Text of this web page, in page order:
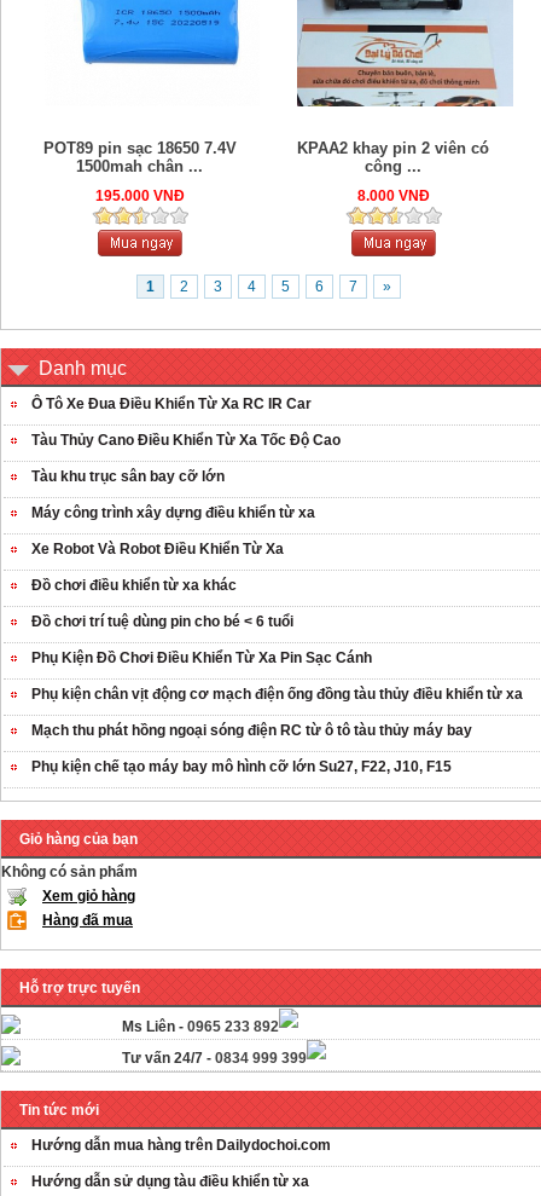
POT89 pin sạc 18650 7.4V
1500mah chân ...
195.000 VNĐ
KPAA2 khay pin 2 viên có
công ...
8.000 VNĐ
1 2 3 4 5 6 7 »
Danh mục
Ô Tô Xe Đua Điều Khiển Từ Xa RC IR Car
Tàu Thủy Cano Điều Khiển Từ Xa Tốc Độ Cao
Tàu khu trục sân bay cỡ lớn
Máy công trình xây dựng điều khiển từ xa
Xe Robot Và Robot Điều Khiển Từ Xa
Đồ chơi điều khiển từ xa khác
Đồ chơi trí tuệ dùng pin cho bé < 6 tuổi
Phụ Kiện Đồ Chơi Điều Khiển Từ Xa Pin Sạc Cánh
Phụ kiện chân vịt động cơ mạch điện ống đồng tàu thủy điều khiển từ xa
Mạch thu phát hồng ngoại sóng điện RC từ ô tô tàu thủy máy bay
Phụ kiện chế tạo máy bay mô hình cỡ lớn Su27, F22, J10, F15
Giỏ hàng của bạn
Không có sản phẩm
Xem giỏ hàng
Hàng đã mua
Hỗ trợ trực tuyến
Ms Liên - 0965 233 892
Tư vấn 24/7 - 0834 999 399
Tin tức mới
Hướng dẫn mua hàng trên Dailydochoi.com
Hướng dẫn sử dụng tàu điều khiển từ xa